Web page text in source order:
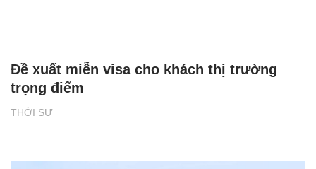
THỜI SỰ
Đề xuất miễn visa cho khách thị trường
trọng điểm